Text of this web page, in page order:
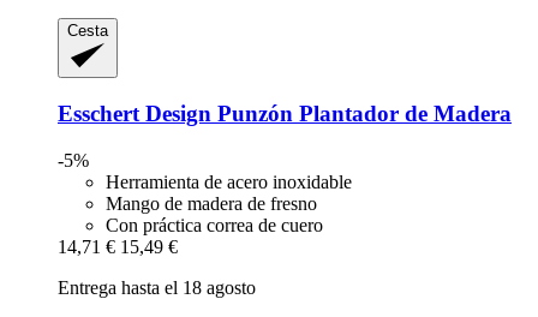
Cesta
Esschert Design Punzón Plantador de Madera
-5%
Herramienta de acero inoxidable
Mango de madera de fresno
Con práctica correa de cuero
14,71 € 15,49 €
Entrega hasta el 18 agosto